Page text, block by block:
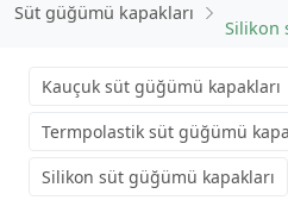
Süt güğümü kapakları
Silikon
Kauçuk süt güğümü kapakları
Termpolastik süt güğümü
Silikon süt güğümü kapakları